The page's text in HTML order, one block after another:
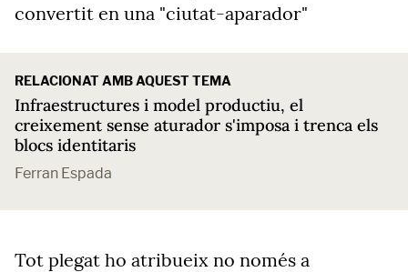
convertit en una "ciutat-aparador"
RELACIONAT AMB AQUEST TEMA
Infraestructures i model productiu, el
creixement sense aturador s'imposa i trenca els
blocs identitaris
Ferran Espada
Tot plegat ho atribueix no només a